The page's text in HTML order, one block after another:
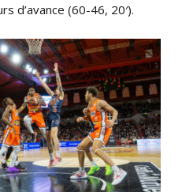
d’avance (60-46, 20′).